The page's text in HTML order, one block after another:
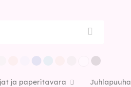
ja paperitavara Juhlapuuha